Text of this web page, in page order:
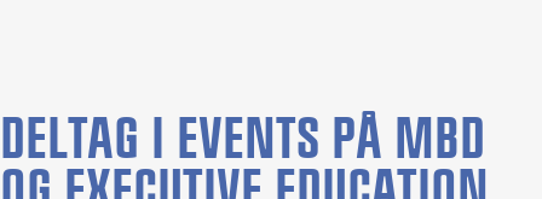
DELTAG I EVENTS PÅ MBD